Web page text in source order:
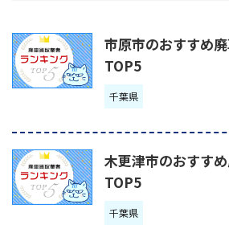
市原市のおすすめ
TOP5
千葉県
木更津市のおすす
TOP5
千葉県